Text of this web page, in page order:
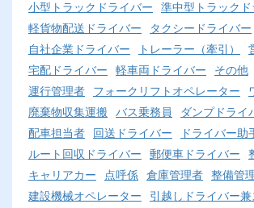
小型トラックドライバー 準中型トラック
軽貨物配送ドライバー
タクシードライバー
自社企業ドライバー
トレーラー（牽引）
宅配ドライバー 軽車両ドライバー その他
運行管理者 フォークリフトオペレーター
廃棄物収集運搬 バス乗務員 ダンプドライ
配車担当者 回送ドライバー
ドライバー助
ルート回収ドライバー 郵便車ドライバー
キャリアカー
点呼係 倉庫管理者 整備管
建設機械オペレーター
引越しドライバー